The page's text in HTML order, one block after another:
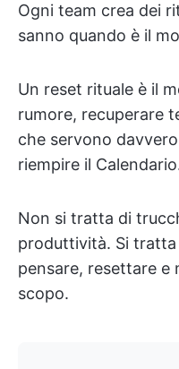
Ogni team crea dei
sanno quando è il
Un reset rituale è il
rumore, recuperare
che servono
riempire il
Non si tratta di
produttività. Si
pensare, resettare e
scopo.